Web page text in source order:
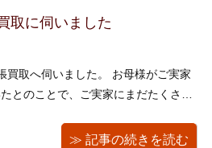
き、（猫のご縁もあったのでしょう
取に伺いました
買取へ伺いました。 お母様がご実家
とのことで、ご実家にまだたくさん
記、煎茶の本、富士銀行の貯金箱な
≫ 記事の続きを読む